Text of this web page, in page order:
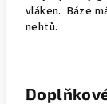
vláken. Báze
nehtů.